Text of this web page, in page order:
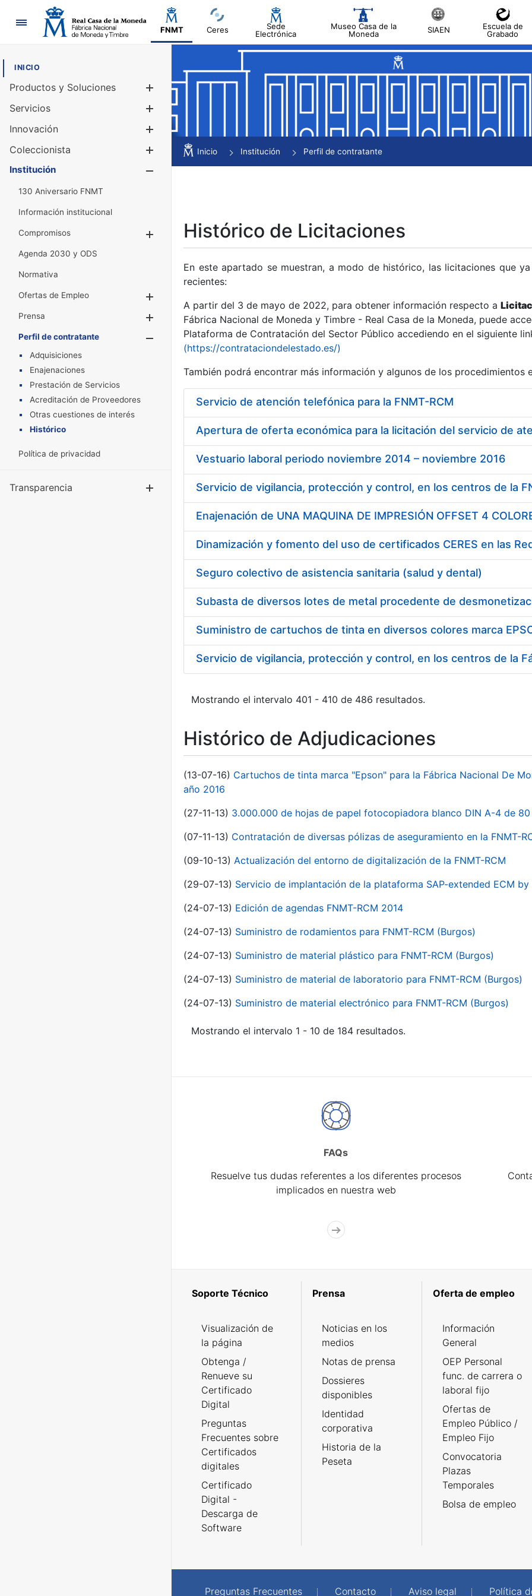
Navegación
FNMT Ceres
Sede
Electrónica
Museo Casa de la
Moneda
SIAEN
Escuela de
Grabado
INICIO
Productos y Soluciones
Mostrar/Ocultar
Servicios
Innovación
Coleccionista
Mostrar/Ocultar
Institución
130 Aniversario FNMT
Información institucional
Compromisos
Mostrar/Ocultar
Agenda 2030 y ODS
Normativa
Ofertas de Empleo
Prensa
Mostrar/Ocultar
Perfil de contratante
Mostrar/Ocultar
Adquisiciones
Enajenaciones
Prestación de Servicios
Acreditación de Proveedores
Otras cuestiones de interés
Histórico
Política de privacidad
Transparencia Mostrar/Ocultar
Inicio Institución Perfil de contratante
Histórico de Licitaciones
En este apartado se muestran, a modo de histórico, las licitaciones que
recientes:
A partir del 3 de mayo de 2022, para obtener información respecto a
Fábrica Nacional de Moneda y Timbre - Real Casa de la Moneda, puede
Plataforma de Contratación del Sector Público accediendo en el siguiente
(https://contrataciondelestado.es/)
También podrá encontrar más información y algunos de los procedimientos
Servicio de atención telefónica para la FNMT-RCM
Apertura de oferta económica para la licitación del servicio de
Vestuario laboral periodo noviembre 2014 – noviembre 2016
Dinamización y fomento del uso de certificados CERES en las
Seguro colectivo de asistencia sanitaria (salud y dental)
Subasta de diversos lotes de metal procedente de
Suministro de cartuchos de tinta en diversos colores marca
Mostrando el intervalo 401 - 410 de 486 resultados.
Histórico de Adjudicaciones
(13-07-16) Cartuchos de tinta marca "Epson" para la Fábrica Nacional De
año 2016
(27-11-13) 3.000.000 de hojas de papel fotocopiadora blanco DIN A-4 de 80
(07-11-13) Contratación de diversas pólizas de aseguramiento en la FNMT-
(09-10-13) Actualización del entorno de digitalización de la FNMT-RCM
(29-07-13) Servicio de implantación de la plataforma SAP-extended ECM by
(24-07-13) Edición de agendas FNMT-RCM 2014
(24-07-13) Suministro de rodamientos para FNMT-RCM (Burgos)
(24-07-13) Suministro de material plástico para FNMT-RCM (Burgos)
(24-07-13) Suministro de material de laboratorio para FNMT-RCM (Burgos)
(24-07-13) Suministro de material electrónico para FNMT-RCM (Burgos)
Mostrando el intervalo 1 - 10 de 184 resultados.
FAQs
Resuelve tus dudas referentes a los diferentes procesos
implicados en nuestra web
Soporte Técnico
Visualización de
la página
Obtenga /
Renueve su
Certificado
Digital
Preguntas
Frecuentes sobre
Certificados
digitales
Certificado
Digital -
Descarga de
Software
Prensa
Noticias en los
medios
Notas de prensa
Dossieres
disponibles
Identidad
corporativa
Historia de la
Peseta
Oferta de empleo
Información
General
OEP Personal
func. de carrera o
laboral fijo
Ofertas de
Empleo Público /
Empleo Fijo
Convocatoria
Plazas
Temporales
Bolsa de empleo
Preguntas Frecuentes Contacto Aviso legal Política